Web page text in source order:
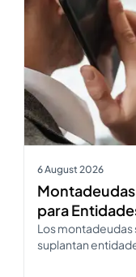
6 August 2026
para
Los
suplantan